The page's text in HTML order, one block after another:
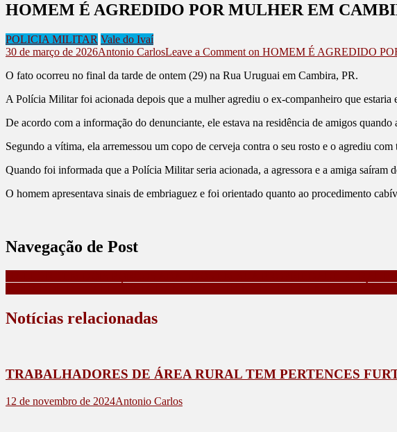
HOMEM É AGREDIDO POR MULHER EM
POLICIA MILITAR Vale do Ivaí
30 de março de 2026Antonio CarlosLeave a Comment on HOMEM É AGREDIDO
O fato ocorreu no final da tarde de ontem (29) na Rua Uruguai em Cambira, PR.
A Polícia Militar foi acionada depois que a mulher agrediu o ex-companheiro que estaria
De acordo com a informação do denunciante, ele estava na residência de amigos
Segundo a vítima, ela arremessou um copo de cerveja contra o seu rosto e o agrediu
Quando foi informada que a Polícia Militar seria acionada, a agressora e a amiga saíram
O homem apresentava sinais de embriaguez e foi orientado quanto ao procedimento
Navegação de Post
Notícias relacionadas
TRABALHADORES DE ÁREA RURAL TEM PERTENCES
12 de novembro de 2024Antonio Carlos